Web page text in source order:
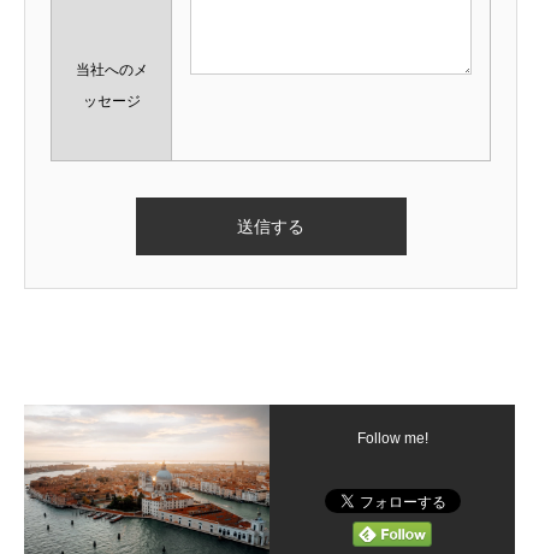
当社へのメ
ッセージ
Follow me!